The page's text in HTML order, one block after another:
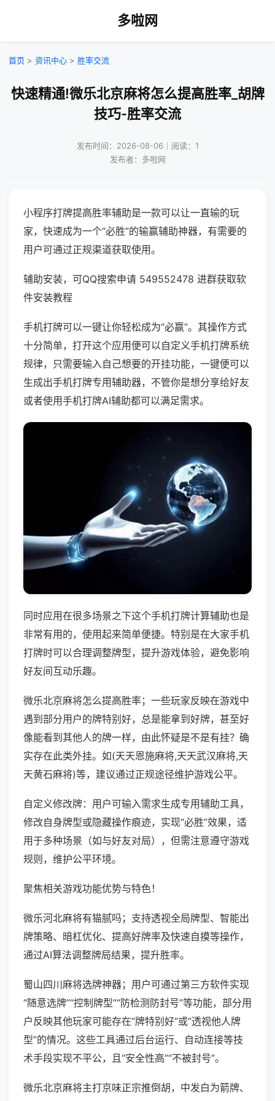
多啦网
首页 > 资讯中心 > 胜率交流
快速精通!微乐北京麻将怎么提高胜率_胡牌
技巧-胜率交流
发布时间：2026-08-06｜阅读：1
发布者：多啦网
小程序打牌提高胜率辅助是一款可以让一直输的玩
家，快速成为一个“必胜”的输赢辅助神器，有需要的
用户可通过正规渠道获取使用。
辅助安装，可QQ搜索申请 549552478 进群获取软
件安装教程
手机打牌可以一键让你轻松成为“必赢”。其操作方式
十分简单，打开这个应用便可以自定义手机打牌系统
规律，只需要输入自己想要的开挂功能，一键便可以
生成出手机打牌专用辅助器，不管你是想分享给好友
或者使用手机打牌AI辅助都可以满足需求。
同时应用在很多场景之下这个手机打牌计算辅助也是
非常有用的，使用起来简单便捷。特别是在大家手机
打牌时可以合理调整牌型，提升游戏体验，避免影响
好友间互动乐趣。
微乐北京麻将怎么提高胜率；一些玩家反映在游戏中
遇到部分用户的牌特别好，总是能拿到好牌，甚至好
像能看到其他人的牌一样，由此怀疑是不是有挂？确
实存在此类外挂。如(天天恩施麻将,天天武汉麻将,天
天黄石麻将)等，建议通过正规途径维护游戏公平。
自定义修改牌：用户可输入需求生成专用辅助工具，
修改自身牌型或隐藏操作痕迹，实现“必胜”效果，适
用于多种场景（如与好友对局），但需注意遵守游戏
规则，维护公平环境。
聚焦相关游戏功能优势与特色！
微乐河北麻将有猫腻吗；支持透视全局牌型、智能出
牌策略、暗杠优化、提高好牌率及快速自摸等操作，
通过AI算法调整牌局结果，提升胜率。
蜀山四川麻将选牌神器；用户可通过第三方软件实现
“随意选牌”“控制牌型”“防检测防封号”等功能，部分用
户反映其他玩家可能存在“牌特别好”或“透视他人牌
型”的情况。这些工具通过后台运行、自动连接等技
术手段实现不平公，且“安全性高”“不被封号”。
微乐北京麻将主打京味正宗推倒胡，中发白为箭牌、